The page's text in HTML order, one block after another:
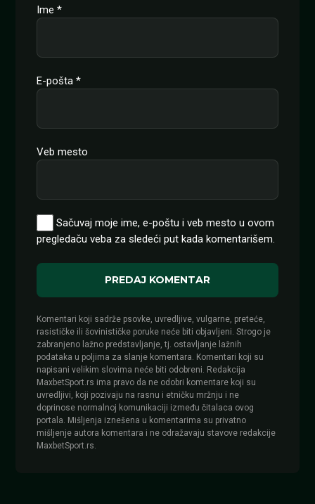
Ime *
E-pošta *
Veb mesto
Sačuvaj moje ime, e-poštu i veb mesto u ovom
pregledaču veba za sledeći put kada komentarišem.
Komentari koji sadrže psovke, uvredljive, vulgarne, preteće,
rasističke ili šovinističke poruke neće biti objavljeni. Strogo je
zabranjeno lažno predstavljanje, tj. ostavljanje lažnih
podataka u poljima za slanje komentara. Komentari koji su
napisani velikim slovima neće biti odobreni. Redakcija
MaxbetSport.rs ima pravo da ne odobri komentare koji su
uvredljivi, koji pozivaju na rasnu i etničku mržnju i ne
doprinose normalnoj komunikaciji između čitalaca ovog
portala. Mišljenja iznešena u komentarima su privatno
mišljenje autora komentara i ne odražavaju stavove redakcije
MaxbetSport.rs.